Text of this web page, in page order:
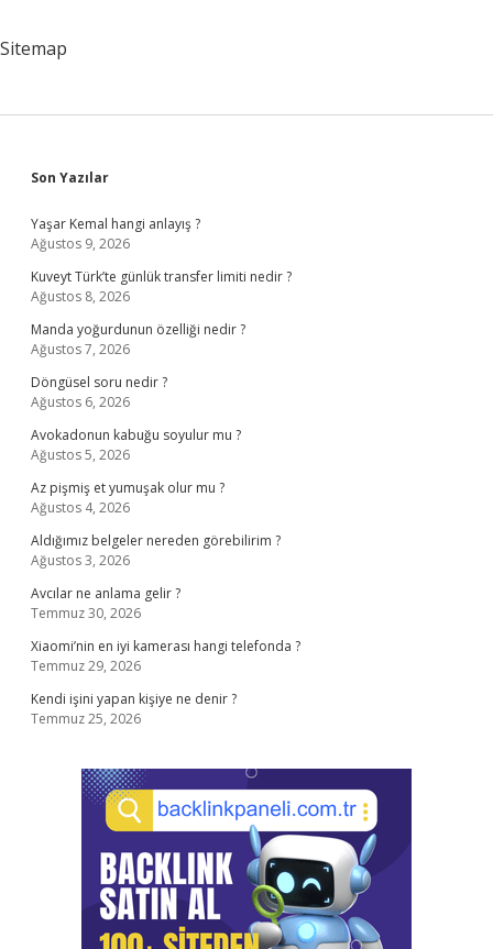
Sitemap
Sidebar
Son Yazılar
Yaşar Kemal hangi anlayış ?
Ağustos 9, 2026
Kuveyt Türk’te günlük transfer limiti nedir ?
Ağustos 8, 2026
Manda yoğurdunun özelliği nedir ?
Ağustos 7, 2026
Döngüsel soru nedir ?
Ağustos 6, 2026
Avokadonun kabuğu soyulur mu ?
Ağustos 5, 2026
Az pişmiş et yumuşak olur mu ?
Ağustos 4, 2026
Aldığımız belgeler nereden görebilirim ?
Ağustos 3, 2026
Avcılar ne anlama gelir ?
Temmuz 30, 2026
Xiaomi’nin en iyi kamerası hangi telefonda ?
Temmuz 29, 2026
Kendi işini yapan kişiye ne denir ?
Temmuz 25, 2026